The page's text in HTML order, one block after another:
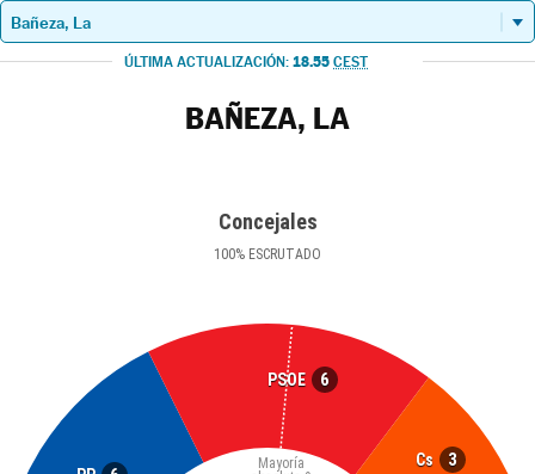
ÚLTIMA ACTUALIZACIÓN: 18.55 CEST
BAÑEZA, LA
Concejales
100% ESCRUTADO
PSOE 6
Cs 3
Mayoría